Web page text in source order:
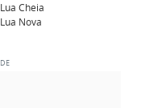
Lua Cheia
Lua Nova